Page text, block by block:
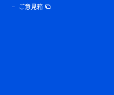
ご意見箱